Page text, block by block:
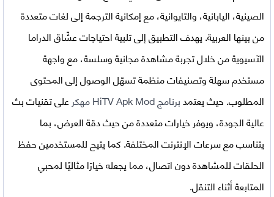
الصينية، اليابانية، والتايوانية، مع إمكانية الترجمة إلى لغات متعددة
من بينها العربية. يهدف التطبيق إلى تلبية احتياجات عشّاق الدراما
الآسيوية من خلال تجربة مشاهدة مجانية وسلسة، مع واجهة
مستخدم سهلة وتصنيفات منظمة تسهّل الوصول إلى المحتوى
المطلوب. حيث يعتمدبرنامج HiTV Apk Mod مهكر
على تقنيات بث
عالية الجودة، ويوفر خيارات متعددة من حيث دقة العرض، بما
يتناسب مع سرعات الإنترنت المختلفة. كما يتيح للمستخدمين حفظ
الحلقات للمشاهدة دون اتصال، مما يجعله خيارًا مثاليًا لمحبي
المتابعة أثناء التنقل.